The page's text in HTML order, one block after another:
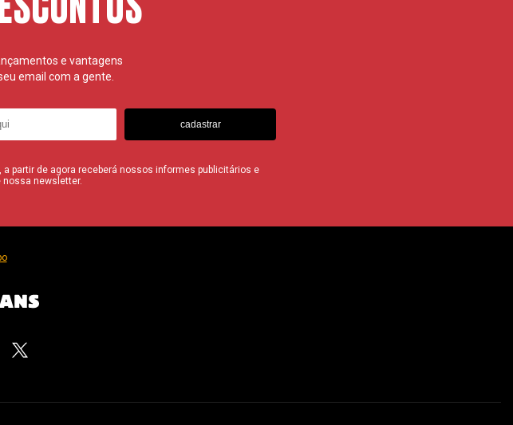
e vantagens
email com a gente.
cadastrar
partir de agora receberá nossos informes publicitários e
newsletter.